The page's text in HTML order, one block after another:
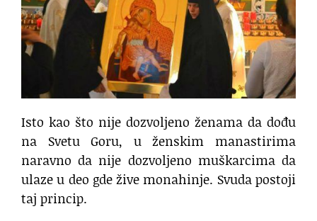
Isto kao što nije dozvoljeno ženama da dođu
na Svetu Goru, u ženskim manastirima
naravno da nije dozvoljeno muškarcima da
ulaze u deo gde žive monahinje. Svuda postoji
taj princip.